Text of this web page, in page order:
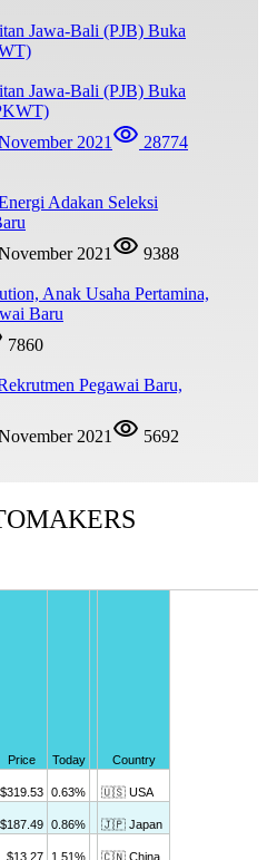
Jawa-Bali (PJB) Buka
2021 28774
Adakan Seleksi
2021
9388
Anak Usaha Pertamina,
Baru
7860
Pegawai Baru,
2021 5692